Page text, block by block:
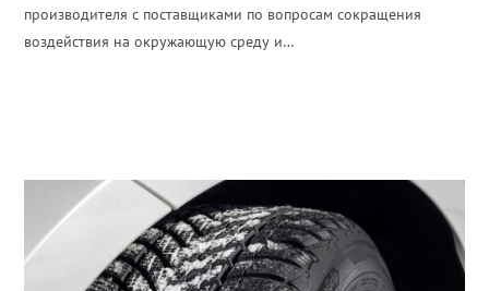
производителя с поставщиками по вопросам сокращения
воздействия на окружающую среду и…